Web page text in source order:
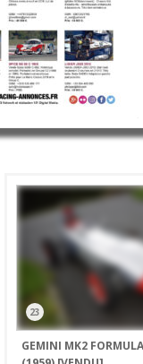
23
GEMINI MK2